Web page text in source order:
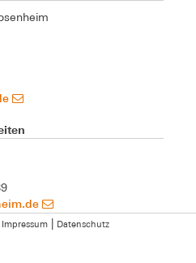
Impressum| Datenschutz